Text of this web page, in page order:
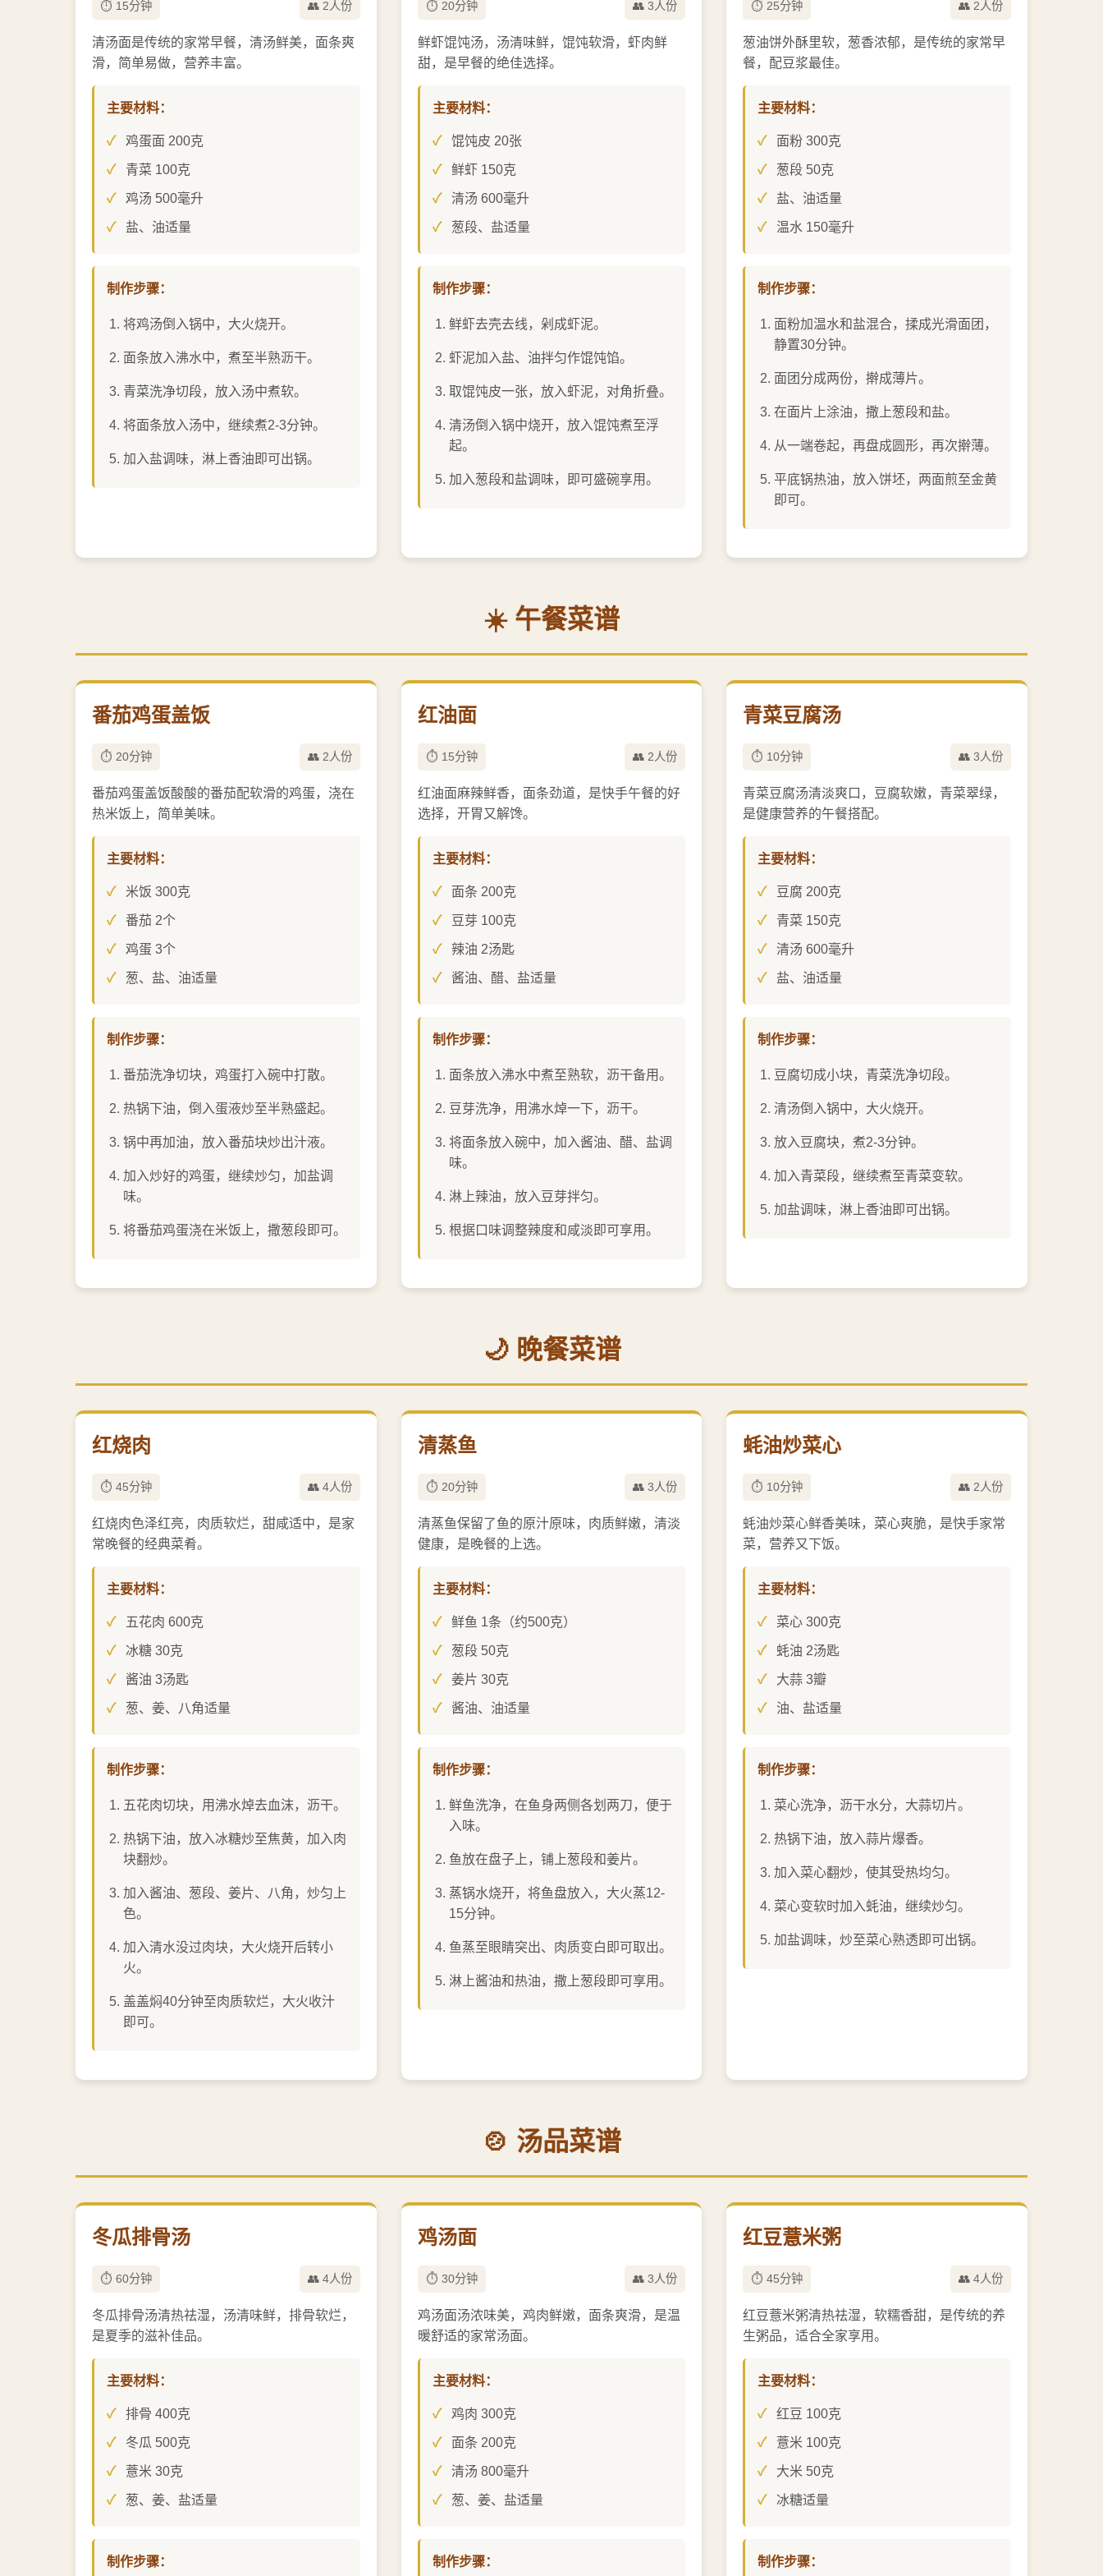
⏱️ 15分钟 👥 2人份
清汤面是传统的家常早餐，清汤鲜美，面条爽
滑，简单易做，营养丰富。
主要材料：
鸡蛋面 200克
青菜 100克
鸡汤 500毫升
盐、油适量
制作步骤：
将鸡汤倒入锅中，大火烧开。
面条放入沸水中，煮至半熟沥干。
青菜洗净切段，放入汤中煮软。
将面条放入汤中，继续煮2-3分钟。
加入盐调味，淋上香油即可出锅。
⏱️ 20分钟 👥 3人份
鲜虾馄饨汤，汤清味鲜，馄饨软滑，虾肉鲜
甜，是早餐的绝佳选择。
主要材料：
馄饨皮 20张
鲜虾 150克
清汤 600毫升
葱段、盐适量
制作步骤：
鲜虾去壳去线，剁成虾泥。
虾泥加入盐、油拌匀作馄饨馅。
取馄饨皮一张，放入虾泥，对角折叠。
清汤倒入锅中烧开，放入馄饨煮至浮
起。
加入葱段和盐调味，即可盛碗享用。
⏱️ 25分钟 👥 2人份
葱油饼外酥里软，葱香浓郁，是传统的家常早
餐，配豆浆最佳。
主要材料：
面粉 300克
葱段 50克
盐、油适量
温水 150毫升
制作步骤：
面粉加温水和盐混合，揉成光滑面团，
静置30分钟。
面团分成两份，擀成薄片。
在面片上涂油，撒上葱段和盐。
从一端卷起，再盘成圆形，再次擀薄。
平底锅热油，放入饼坯，两面煎至金黄
即可。
☀️ 午餐菜谱
番茄鸡蛋盖饭
⏱️ 20分钟 👥 2人份
番茄鸡蛋盖饭酸酸的番茄配软滑的鸡蛋，浇在
热米饭上，简单美味。
主要材料：
米饭 300克
番茄 2个
鸡蛋 3个
葱、盐、油适量
制作步骤：
番茄洗净切块，鸡蛋打入碗中打散。
热锅下油，倒入蛋液炒至半熟盛起。
锅中再加油，放入番茄块炒出汁液。
加入炒好的鸡蛋，继续炒匀，加盐调
味。
将番茄鸡蛋浇在米饭上，撒葱段即可。
红油面
⏱️ 15分钟 👥 2人份
红油面麻辣鲜香，面条劲道，是快手午餐的好
选择，开胃又解馋。
主要材料：
面条 200克
豆芽 100克
辣油 2汤匙
酱油、醋、盐适量
制作步骤：
面条放入沸水中煮至熟软，沥干备用。
豆芽洗净，用沸水焯一下，沥干。
将面条放入碗中，加入酱油、醋、盐调
味。
淋上辣油，放入豆芽拌匀。
根据口味调整辣度和咸淡即可享用。
青菜豆腐汤
⏱️ 10分钟 👥 3人份
青菜豆腐汤清淡爽口，豆腐软嫩，青菜翠绿，
是健康营养的午餐搭配。
主要材料：
豆腐 200克
青菜 150克
清汤 600毫升
盐、油适量
制作步骤：
豆腐切成小块，青菜洗净切段。
清汤倒入锅中，大火烧开。
放入豆腐块，煮2-3分钟。
加入青菜段，继续煮至青菜变软。
加盐调味，淋上香油即可出锅。
🌙 晚餐菜谱
红烧肉
⏱️ 45分钟 👥 4人份
红烧肉色泽红亮，肉质软烂，甜咸适中，是家
常晚餐的经典菜肴。
主要材料：
五花肉 600克
冰糖 30克
酱油 3汤匙
葱、姜、八角适量
制作步骤：
五花肉切块，用沸水焯去血沫，沥干。
热锅下油，放入冰糖炒至焦黄，加入肉
块翻炒。
加入酱油、葱段、姜片、八角，炒匀上
色。
加入清水没过肉块，大火烧开后转小
火。
盖盖焖40分钟至肉质软烂，大火收汁
即可。
清蒸鱼
⏱️ 20分钟 👥 3人份
清蒸鱼保留了鱼的原汁原味，肉质鲜嫩，清淡
健康，是晚餐的上选。
主要材料：
鲜鱼 1条（约500克）
葱段 50克
姜片 30克
酱油、油适量
制作步骤：
鲜鱼洗净，在鱼身两侧各划两刀，便于
入味。
鱼放在盘子上，铺上葱段和姜片。
蒸锅水烧开，将鱼盘放入，大火蒸12-
15分钟。
鱼蒸至眼睛突出、肉质变白即可取出。
淋上酱油和热油，撒上葱段即可享用。
蚝油炒菜心
⏱️ 10分钟 👥 2人份
蚝油炒菜心鲜香美味，菜心爽脆，是快手家常
菜，营养又下饭。
主要材料：
菜心 300克
蚝油 2汤匙
大蒜 3瓣
油、盐适量
制作步骤：
菜心洗净，沥干水分，大蒜切片。
热锅下油，放入蒜片爆香。
加入菜心翻炒，使其受热均匀。
菜心变软时加入蚝油，继续炒匀。
加盐调味，炒至菜心熟透即可出锅。
🍲 汤品菜谱
冬瓜排骨汤
⏱️ 60分钟 👥 4人份
冬瓜排骨汤清热祛湿，汤清味鲜，排骨软烂，
是夏季的滋补佳品。
主要材料：
排骨 400克
冬瓜 500克
薏米 30克
葱、姜、盐适量
制作步骤：
鸡汤面
⏱️ 30分钟 👥 3人份
鸡汤面汤浓味美，鸡肉鲜嫩，面条爽滑，是温
暖舒适的家常汤面。
主要材料：
鸡肉 300克
面条 200克
清汤 800毫升
葱、姜、盐适量
制作步骤：
红豆薏米粥
⏱️ 45分钟 👥 4人份
红豆薏米粥清热祛湿，软糯香甜，是传统的养
生粥品，适合全家享用。
主要材料：
红豆 100克
薏米 100克
大米 50克
冰糖适量
制作步骤：